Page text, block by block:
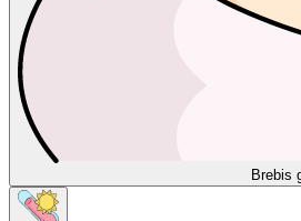
Brebis